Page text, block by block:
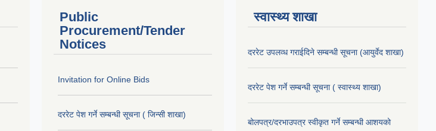
Public
Procurement/Tender
Notices
Invitation for Online Bids
दररेट पेश गर्ने सम्बन्धी सूचना ( जिन्सी शाखा)
स्वास्थ्य शाखा
दररेट उपलव्ध गराईदिने सम्बन्धी सूचना (आयुर्वेद शाखा)
दररेट पेश गर्ने सम्बन्धी सूचना ( स्वास्थ्य शाखा)
बोलपत्र/दरभाउपत्र स्वीकृत गर्ने सम्बन्धी आशयको